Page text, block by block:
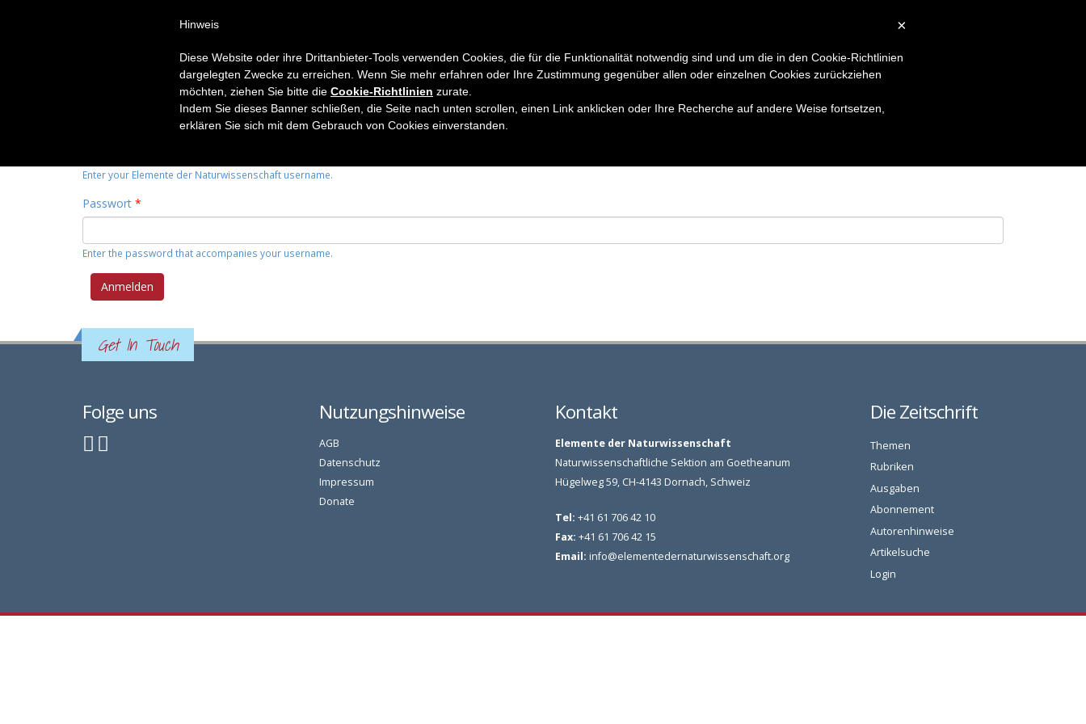
Primary tabs
(activeNeues Passwort anfordern
Enter your Elemente der Naturwissenschaft username.
Passwort *
Enter the password that accompanies your username.
Get In Touch
Folge uns Nutzungshinweise
AGB
Datenschutz
Impressum
Donate
Kontakt
Elemente der Naturwissenschaft
Naturwissenschaftliche Sektion am Goetheanum
Hügelweg 59, CH-4143 Dornach, Schweiz
Tel: +41 61 706 42 10
Fax: +41 61 706 42 15
Email: info@elementedernaturwissenschaft.org
Die Zeitschrift
Themen
Rubriken
Ausgaben
Abonnement
Autorenhinweise
Artikelsuche
Login
×
Hinweis
Diese Website oder ihre Drittanbieter-Tools verwenden Cookies, die für die Funktionalität notwendig sind und um die in den Cookie-Richtlinien
dargelegten Zwecke zu erreichen. Wenn Sie mehr erfahren oder Ihre Zustimmung gegenüber allen oder einzelnen Cookies zurückziehen
möchten, ziehen Sie bitte die Cookie-Richtlinien zurate.
Indem Sie dieses Banner schließen, die Seite nach unten scrollen, einen Link anklicken oder Ihre Recherche auf andere Weise fortsetzen,
erklären Sie sich mit dem Gebrauch von Cookies einverstanden.